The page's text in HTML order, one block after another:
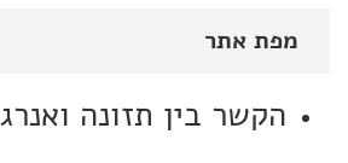
מפת אתר
הקשר בין תזונה